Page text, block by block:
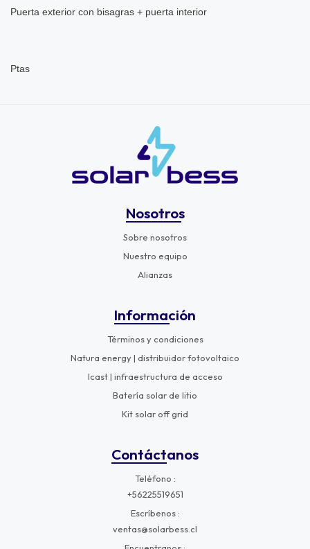
Puerta exterior con bisagras + puerta interior
Ptas
Nosotros
Sobre nosotros
Nuestro equipo
Alianzas
Información
Términos y condiciones
Natura energy | distribuidor fotovoltaico
Icast | infraestructura de acceso
Batería solar de litio
Kit solar off grid
Contáctanos
Teléfono
+56225519651
Escríbenos
ventas@solarbess.cl